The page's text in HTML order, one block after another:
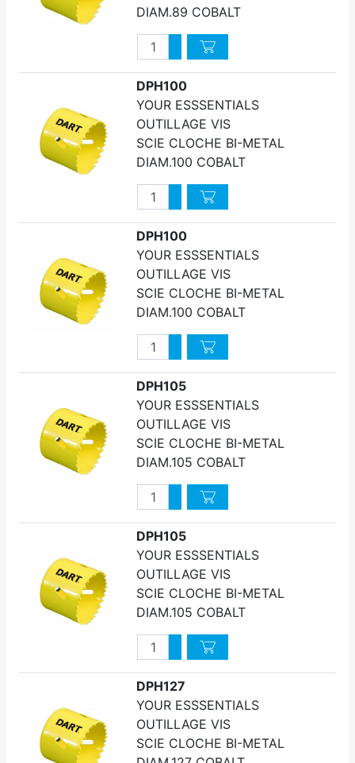
DIAM.89 COBALT
QuantitéAugmenter quantité
Diminuer quantité
DPH100
YOUR ESSSENTIALS
OUTILLAGE VIS
SCIE CLOCHE BI-METAL
DIAM.100 COBALT
QuantitéAugmenter quantité
Diminuer quantité
DPH100
YOUR ESSSENTIALS
OUTILLAGE VIS
SCIE CLOCHE BI-METAL
DIAM.100 COBALT
QuantitéAugmenter quantité
Diminuer quantité
DPH105
YOUR ESSSENTIALS
OUTILLAGE VIS
SCIE CLOCHE BI-METAL
DIAM.105 COBALT
QuantitéAugmenter quantité
Diminuer quantité
DPH105
YOUR ESSSENTIALS
OUTILLAGE VIS
SCIE CLOCHE BI-METAL
DIAM.105 COBALT
QuantitéAugmenter quantité
Diminuer quantité
DPH127
YOUR ESSSENTIALS
OUTILLAGE VIS
SCIE CLOCHE BI-METAL